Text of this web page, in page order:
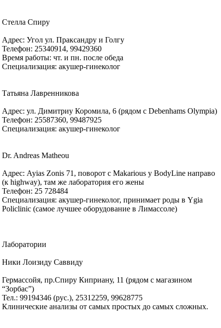
Стелла Спиру
Адрес: Угол ул. Праксандру и Голгу
Телефон: 25340914, 99429360
Время работы: чт. и пн. после обеда
Специализация: акушер-гинеколог
Татьяна Лавренникова
Адрес: ул. Димитриу Коромила, 6 (рядом с Debenhams Olympia)
Телефон: 25587360, 99487925
Специализация: акушер-гинеколог
Dr. Andreas Matheou
Адрес: Ayias Zonis 71, поворот с Makarious у BodyLine направо
(к highway), там же лаборатория его жены
Телефон: 25 728484
Специализация: акушер-гинеколог, принимает роды в Ygia
Policlinic (самое лучшее оборудование в Лимассоле)
Лаборатории
Ники Лоизиду Саввиду
Гермассойя, пр.Спиру Киприану, 11 (рядом с магазином
“Зорбас”)
Тел.: 99194346 (рус.), 25312259, 99628775
Клинические анализы от самых простых до самых сложных.